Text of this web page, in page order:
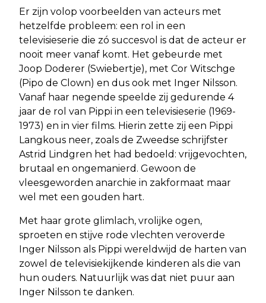
Er zijn volop voorbeelden van acteurs met
hetzelfde probleem: een rol in een
televisieserie die zó succesvol is dat de acteur er
nooit meer vanaf komt. Het gebeurde met
Joop Doderer (Swiebertje), met Cor Witschge
(Pipo de Clown) en dus ook met Inger Nilsson.
Vanaf haar negende speelde zij gedurende 4
jaar de rol van Pippi in een televisieserie (1969-
1973) en in vier films. Hierin zette zij een Pippi
Langkous neer, zoals de Zweedse schrijfster
Astrid Lindgren het had bedoeld: vrijgevochten,
brutaal en ongemanierd. Gewoon de
vleesgeworden anarchie in zakformaat maar
wel met een gouden hart.
Met haar grote glimlach, vrolijke ogen,
sproeten en stijve rode vlechten veroverde
Inger Nilsson als Pippi wereldwijd de harten van
zowel de televisiekijkende kinderen als die van
hun ouders. Natuurlijk was dat niet puur aan
Inger Nilsson te danken.